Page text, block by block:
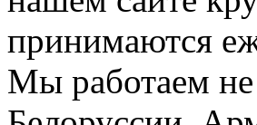
принимаются
Мы работаем не